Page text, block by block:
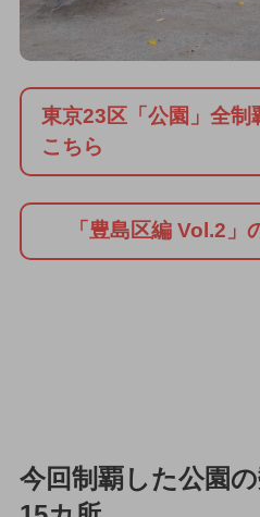
東京23区「公園」全制
こちら
「豊島区編 Vol.2」
今回制覇した公園